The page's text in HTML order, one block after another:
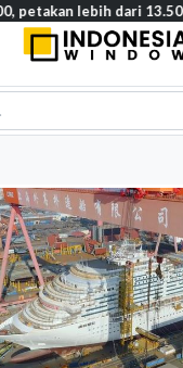
lebih dari 13.500